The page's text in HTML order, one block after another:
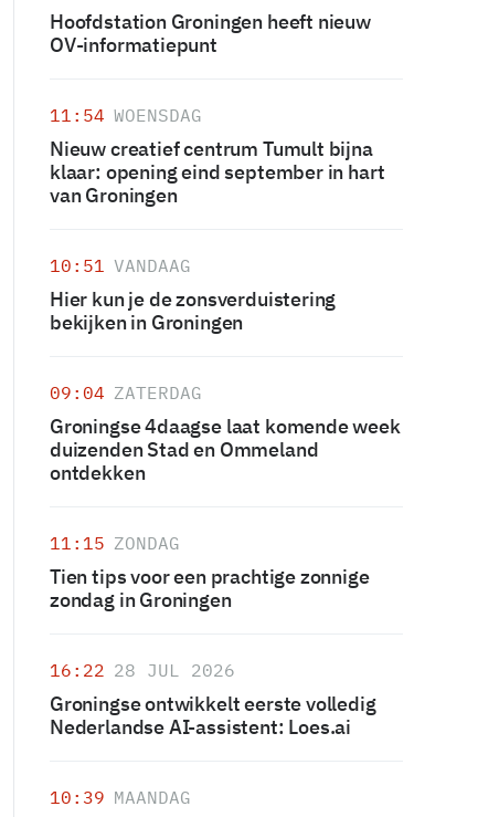
Hoofdstation Groningen heeft nieuw
OV-informatiepunt
11:54 WOENSDAG
Nieuw creatief centrum Tumult bijna
klaar: opening eind september in hart
van Groningen
10:51 VANDAAG
Hier kun je de zonsverduistering
bekijken in Groningen
09:04 ZATERDAG
Groningse 4daagse laat komende week
duizenden Stad en Ommeland
ontdekken
11:15 ZONDAG
Tien tips voor een prachtige zonnige
zondag in Groningen
16:22 28 JUL 2026
Groningse ontwikkelt eerste volledig
Nederlandse AI-assistent: Loes.ai
10:39 MAANDAG